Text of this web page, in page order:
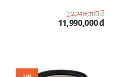
22,218,300 đ
11,990,000đ
GIẢM